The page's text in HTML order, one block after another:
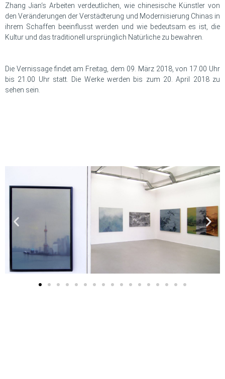
Zhang Jian‘s Arbeiten verdeutlichen, wie chinesische Künstler von
den Veränderungen der Verstädterung und Modernisierung Chinas in
ihrem Schaffen beeinflusst werden und wie bedeutsam es ist, die
Kultur und das traditionell ursprünglich Natürliche zu bewahren.
Die Vernissage findet am Freitag, dem 09. März 2018, von 17.00 Uhr
bis 21.00 Uhr statt. Die Werke werden bis zum 20. April 2018 zu
sehen sein.